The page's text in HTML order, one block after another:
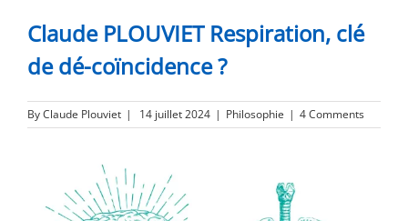
Claude PLOUVIET Respiration, clé
de dé-coïncidence ?
ByClaude Plouviet | 14 juillet 2024 | Philosophie | 4 Comments